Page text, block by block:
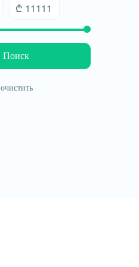
Поиск
очистить